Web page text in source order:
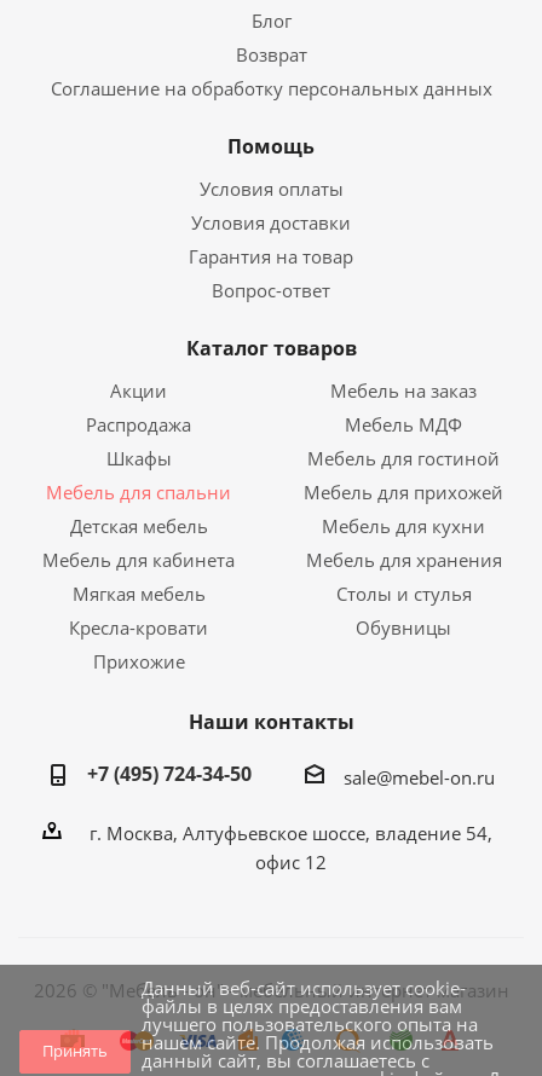
Блог
Возврат
Соглашение на обработку персональных данных
Помощь
Условия оплаты
Условия доставки
Гарантия на товар
Вопрос-ответ
Каталог товаров
Акции
Мебель на заказ
Распродажа
Мебель МДФ
Шкафы
Мебель для гостиной
Мебель для спальни
Мебель для прихожей
Детская мебель
Мебель для кухни
Мебель для кабинета
Мебель для хранения
Мягкая мебель
Столы и стулья
Кресла-кровати
Обувницы
Прихожие
Наши контакты
+7 (495) 724-34-50
sale@mebel-on.ru
г. Москва, Алтуфьевское шоссе, владение 54,
офис 12
2026 © "Мебель - он" - мебельный интернет магазин
Принять
Данный веб-сайт использует cookie-
файлы в целях предоставления вам
лучшего пользовательского опыта на
нашем сайте. Продолжая использовать
данный сайт, вы соглашаетесь с